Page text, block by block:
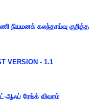
நியமனக் கலந்தாய்வு குறித்த
VERSION - 1.1
ஆஃப் ரேங்க் விவரம்